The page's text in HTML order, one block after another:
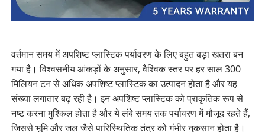
वर्तमान समय में अपशिष्ट प्लास्टिक पर्यावरण के लिए बहुत बड़ा खतरा बन
गया है। विश्वसनीय आंकड़ों के अनुसार, वैश्विक स्तर पर हर साल 300
मिलियन टन से अधिक अपशिष्ट प्लास्टिक का उत्पादन होता है और यह
संख्या लगातार बढ़ रही है। इन अपशिष्ट प्लास्टिक को प्राकृतिक रूप से
नष्ट करना मुश्किल होता है और ये लंबे समय तक पर्यावरण में मौजूद रहते हैं,
जिससे भूमि और जल जैसे पारिस्थितिक तंत्र को गंभीर नुकसान होता है।